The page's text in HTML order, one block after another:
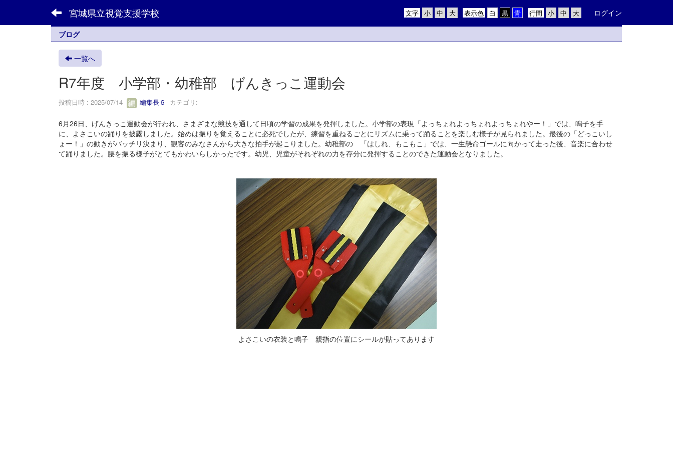
宮城県立視覚支援学校 行間
表示色
文字 ログイン
ブログ
一覧へ
R7年度 小学部・幼稚部 げんきっこ運動会
投稿日時 : 2025/07/14 編集長６ カテゴリ:
6月26日、げんきっこ運動会が行われ、さまざまな競技を通して日頃の学習の成果を発揮しました。小学部の表現「よっちょれよっちょれよっちょれやー！」では、鳴子を手
に、よさこいの踊りを披露しました。始めは振りを覚えることに必死でしたが、練習を重ねるごとにリズムに乗って踊ることを楽しむ様子が見られました。最後の「どっこいし
ょー！」の動きがバッチリ決まり、観客のみなさんから大きな拍手が起こりました。幼稚部の 「はしれ、もこもこ」では、一生懸命ゴールに向かって走った後、音楽に合わせ
て踊りました。腰を振る様子がとてもかわいらしかったです。幼児、児童がそれぞれの力を存分に発揮することのできた運動会となりました。
よさこいの衣装と鳴子 親指の位置にシールが貼ってあります